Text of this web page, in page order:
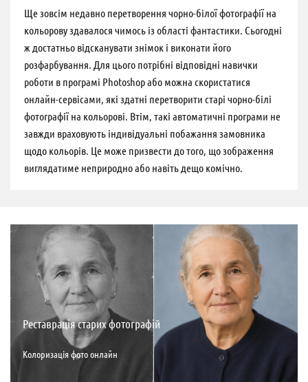
Ще зовсім недавно перетворення чорно-білої фотографії на
кольорову здавалося чимось із області фантастики. Сьогодні
ж достатньо відсканувати знімок і виконати його
розфарбування. Для цього потрібні відповідні навички
роботи в програмі Photoshop або можна скористатися
онлайн-сервісами, які здатні перетворити старі чорно-білі
фотографії на кольорові. Втім, такі автоматичні програми не
завжди враховують індивідуальні побажання замовника
щодо кольорів. Це може призвести до того, що зображення
виглядатиме неприродно або навіть дещо комічно.
Реставрація старих фотографій
Колоризація фото онлайн